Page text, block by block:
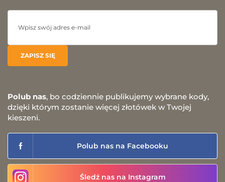
Polub nas, bo codziennie publikujemy wybrane kody,
dzięki którym zostanie więcej złotówek w Twojej
kieszeni.
Polub nas na Facebooku
Śledź nas na Instagram